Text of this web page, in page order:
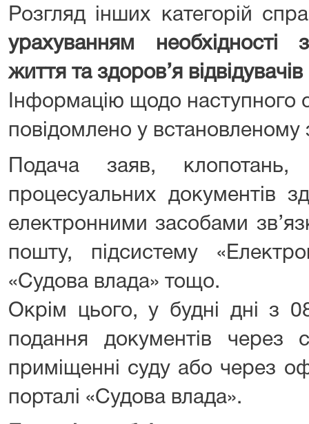
Розгляд інших категорій
урахуванням необхідності
життя та здоров’я відвідувачів
Інформацію щодо наступного
повідомлено у
Подача заяв,
процесуальних документів
електронними засобами
пошту, підсистему
«Судова влада» тощо.
Окрім цього, у будні дні з
подання документів через
приміщенні суду або через
порталі «Судова влада».